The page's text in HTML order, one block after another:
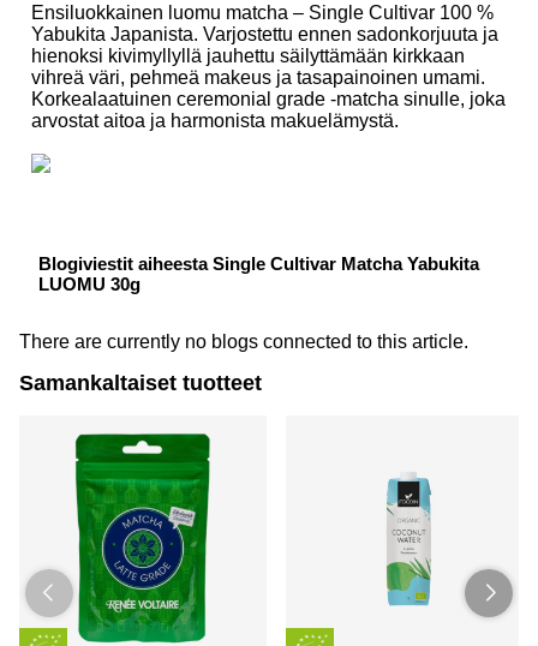
Ensiluokkainen luomu matcha – Single Cultivar 100 %
Yabukita Japanista. Varjostettu ennen sadonkorjuuta ja
hienoksi kivimyllyllä jauhettu säilyttämään kirkkaan
vihreä väri, pehmeä makeus ja tasapainoinen umami.
Korkealaatuinen ceremonial grade -matcha sinulle, joka
arvostat aitoa ja harmonista makuelämystä.
Blogiviestit aiheesta Single Cultivar Matcha Yabukita
LUOMU 30g
There are currently no blogs connected to this article.
Samankaltaiset tuotteet